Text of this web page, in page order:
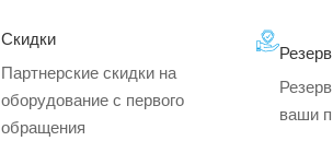
Скидки
Партнерские скидки на
оборудование с первого
обращения
ваши